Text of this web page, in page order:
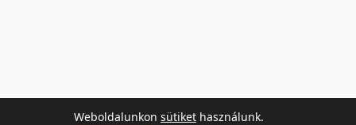
Weboldalunkon sütiket használunk.